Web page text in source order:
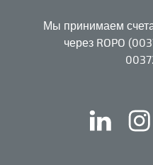
Мы принимаем
через ROPO